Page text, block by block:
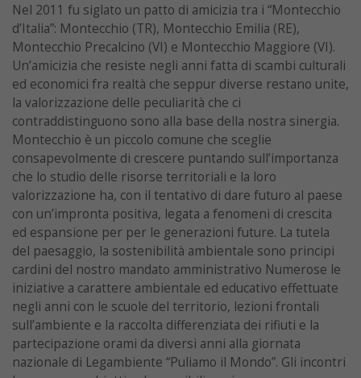
Nel 2011 fu siglato un patto di amicizia tra i “Montecchio
d’Italia”: Montecchio (TR), Montecchio Emilia (RE),
Montecchio Precalcino (VI) e Montecchio Maggiore (VI).
Un’amicizia che resiste negli anni fatta di scambi culturali
ed economici fra realtà che seppur diverse restano unite,
la valorizzazione delle peculiarità che ci
contraddistinguono sono alla base della nostra sinergia.
Montecchio è un piccolo comune che sceglie
consapevolmente di crescere puntando sull’importanza
che lo studio delle risorse territoriali e la loro
valorizzazione ha, con il tentativo di dare futuro al paese
con un’impronta positiva, legata a fenomeni di crescita
ed espansione per per le generazioni future. La tutela
del paesaggio, la sostenibilità ambientale sono principi
cardini del nostro mandato amministrativo Numerose le
iniziative a carattere ambientale ed educativo effettuate
negli anni con le scuole del territorio, lezioni frontali
sull’ambiente e la raccolta differenziata dei rifiuti e la
partecipazione orami da diversi anni alla giornata
nazionale di Legambiente “Puliamo il Mondo”. Gli incontri